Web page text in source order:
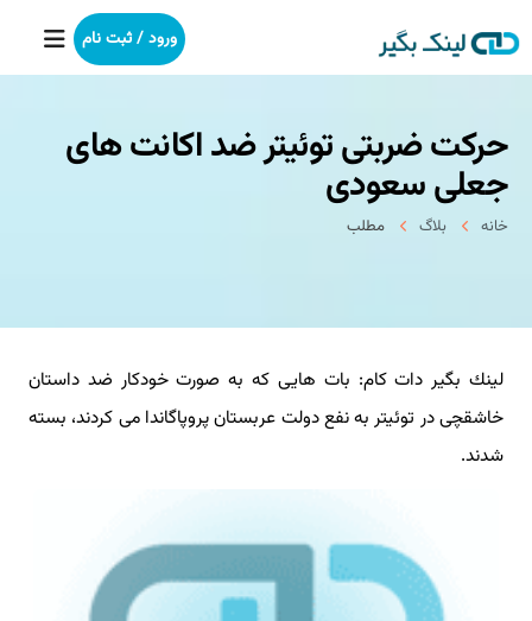
خانه
بکلینک
خدمات ما
درباره ما
آموزش
ورود / ثبت نام
حركت ضربتی توئیتر ضد اكانت های
جعلی سعودی
خانه بلاگ مطلب
لینك بگیر دات كام: بات هایی كه به صورت خودكار ضد داستان
خاشقچی در توئیتر به نفع دولت عربستان پروپاگاندا می كردند، بسته
شدند.